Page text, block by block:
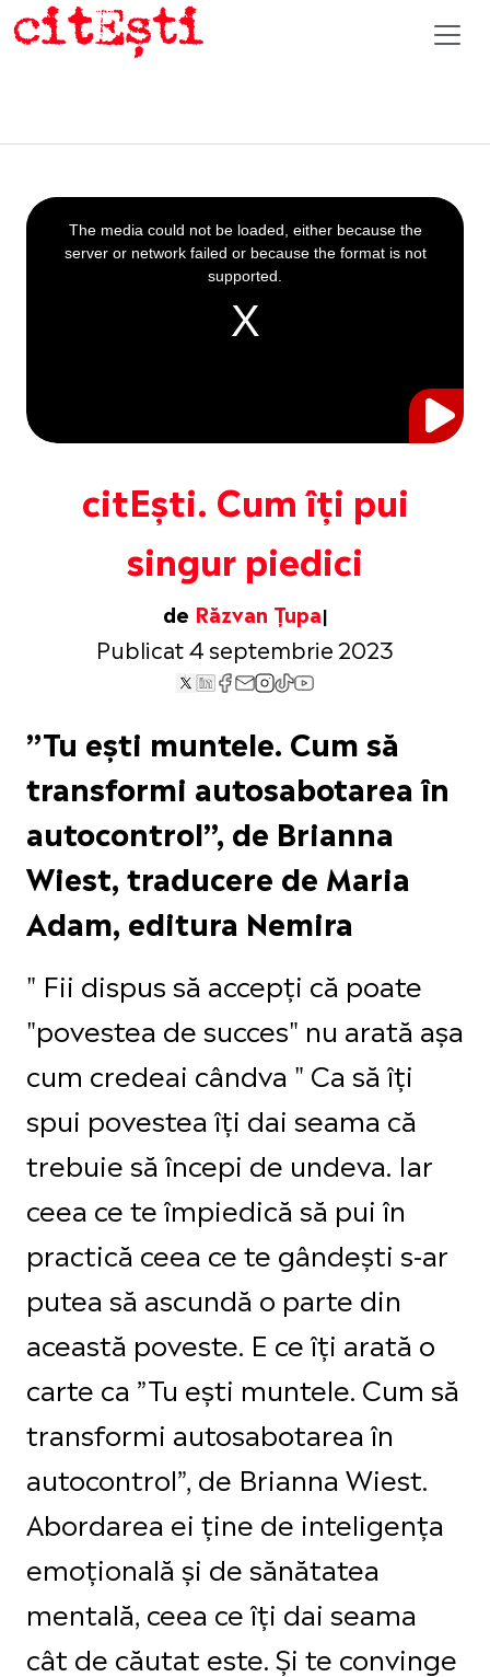
citEști. Cum îți pui
singur piedici
de Răzvan Țupa
Publicat 4 septembrie 2023
This
is
a
The media could not be loaded, either because the
server or network failed or because the format is not
supported.
”Tu ești muntele. Cum să
transformi autosabotarea în
autocontrol”, de Brianna
Wiest, traducere de Maria
Adam, editura Nemira
" Fii dispus să accepți că poate
"povestea de succes" nu arată așa
cum credeai cândva " Ca să îți
spui povestea îți dai seama că
trebuie să începi de undeva. Iar
ceea ce te împiedică să pui în
practică ceea ce te gândești s-ar
putea să ascundă o parte din
această poveste. E ce îți arată o
carte ca ”Tu ești muntele. Cum să
transformi autosabotarea în
autocontrol”, de Brianna Wiest.
Abordarea ei ține de inteligența
emoțională și de sănătatea
mentală, ceea ce îți dai seama
cât de căutat este. Și te convinge